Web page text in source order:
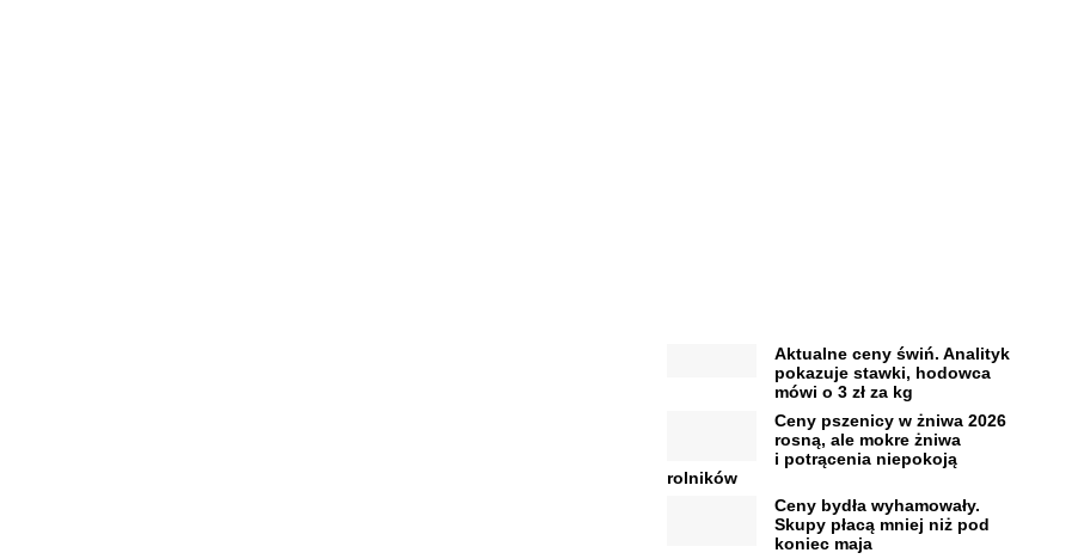
Aktualne ceny świń. Analityk
pokazuje stawki, hodowca
mówi o 3 zł za kg
Ceny pszenicy w żniwa 2026
rosną, ale mokre żniwa
i potrącenia niepokoją
rolników
Ceny bydła wyhamowały.
Skupy płacą mniej niż pod
koniec maja